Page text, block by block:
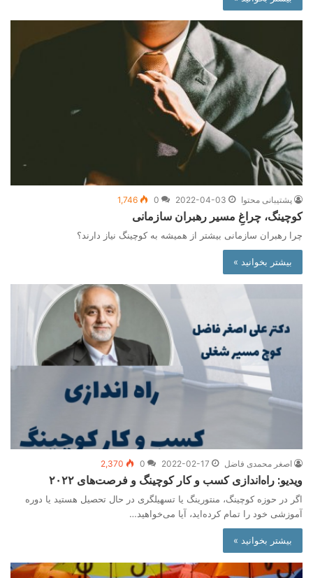
پشتیبانی محتوا 2022-04-03
0
1,746
کوچینگ، چراغِ مسیر رهبران سازمانی
چرا رهبران سازمانی بیشتر از همیشه به کوچینگ نیاز دارند؟
بیشتر بخوانید »
اصغر محمدی فاضل 2022-02-17
0
2,370
ویدیو: راه‌اندازی کسب و کار کوچینگ و فرصت‌های ۲۰۲۲
اگر در حوزه کوچینگ، منتورینگ یا تسهیلگری در حال تحصیل هستید یا دوره
آموزشی خود را تمام کرده‌اید، آیا می‌خواهید…
بیشتر بخوانید »